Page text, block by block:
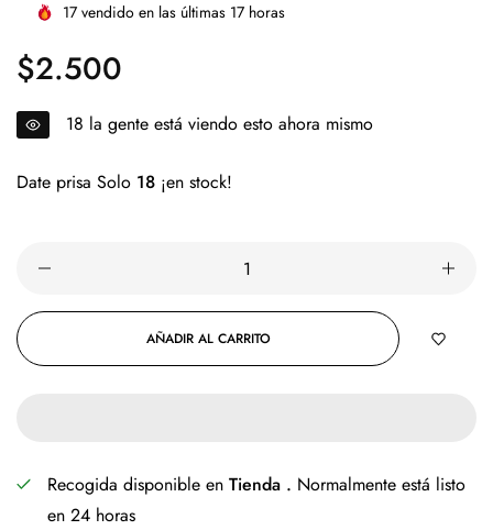
17 vendido en las últimas 17 horas
Precio
regular
$2.500
18 la gente está viendo esto ahora mismo
Date prisa Solo 18 ¡en stock!
AÑADIR AL CARRITO
Recogida disponible enTienda . Normalmente está listo
en 24 horas